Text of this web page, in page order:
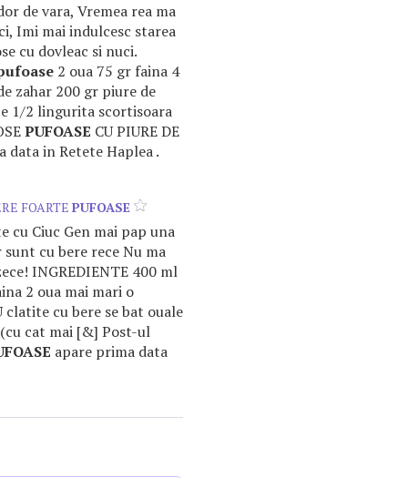
de vara, Vremea rea ma
Imi mai indulcesc starea
cu dovleac si nuci.
2 oua 75 gr faina 4
zahar 200 gr piure de
1/2 lingurita scortisoara
PUFOASE CU PIURE DE
data in Retete Haplea .
FOARTE PUFOASE
cu Ciuc Gen mai pap una
sunt cu bere rece Nu ma
INGREDIENTE 400 ml
2 oua mai mari o
clatite cu bere se bat ouale
cat mai [&] Post-ul
apare prima data